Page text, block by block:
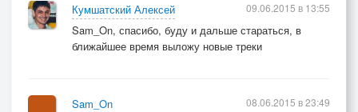
Кумшатский Алексей
Sam_On, спасибо, буду и дальше стараться, в
ближайшее время выложу новые треки
09.06.2015 в 13:55
Sam_On
08.06.2015 в 23:49